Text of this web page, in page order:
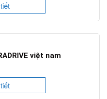
việt nam